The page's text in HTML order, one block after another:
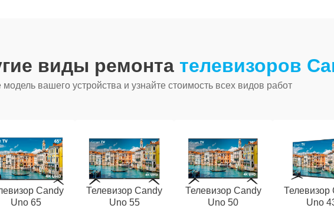
виды ремонта телевизоров
вашего устройства и узнайте стоимость всех видов работ
Candy
Uno 65
Телевизор Candy
Uno 55
Телевизор Candy
Uno 50
Телевизор
Uno